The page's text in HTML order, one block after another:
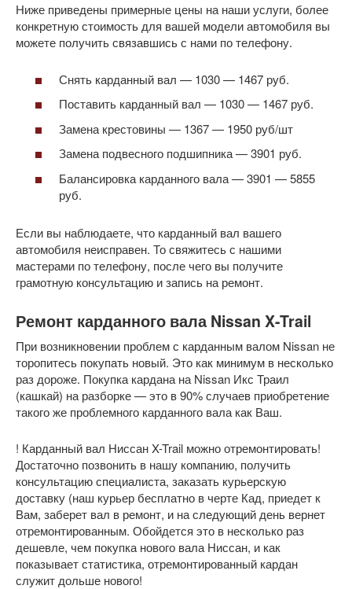
Ниже приведены примерные цены на наши услуги, более
конкретную стоимость для вашей модели автомобиля вы
можете получить связавшись с нами по телефону.
Снять карданный вал — 1030 — 1467 руб.
Поставить карданный вал — 1030 — 1467 руб.
Замена крестовины — 1367 — 1950 руб/шт
Замена подвесного подшипника — 3901 руб.
Балансировка карданного вала — 3901 — 5855
руб.
Если вы наблюдаете, что карданный вал вашего
автомобиля неисправен. То свяжитесь с нашими
мастерами по телефону, после чего вы получите
грамотную консультацию и запись на ремонт.
Ремонт карданного вала Nissan X-Trail
При возникновении проблем с карданным валом Nissan не
торопитесь покупать новый. Это как минимум в несколько
раз дороже. Покупка кардана на Nissan Икс Траил
(кашкай) на разборке — это в 90% случаев приобретение
такого же проблемного карданного вала как Ваш.
! Карданный вал Ниссан X-Trail можно отремонтировать!
Достаточно позвонить в нашу компанию, получить
консультацию специалиста, заказать курьерскую
доставку (наш курьер бесплатно в черте Кад, приедет к
Вам, заберет вал в ремонт, и на следующий день вернет
отремонтированным. Обойдется это в несколько раз
дешевле, чем покупка нового вала Ниссан, и как
показывает статистика, отремонтированный кардан
служит дольше нового!